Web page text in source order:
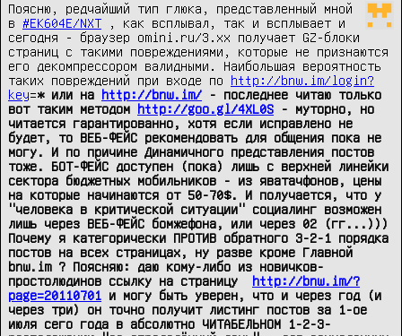
Поясню, редчайший тип глюка, представленный мной
в #EK604E/NXT , как вcплывал, так и всплывает и
сегодня - браузер omini.ru/3.xx получает GZ-блоки
страниц с такими повреждениями, которые не признаются
его декомпрессором валидными. Наибольшая вероятность
таких повреждений при входе по http://bnw.im/login?
key=* или на http://bnw.im/ - последнее читаю только
вот таким методом http://goo.gl/4XL0S - муторно, но
читается гарантированно, хотя если исправлено не
будет, то ВЕБ-ФЕЙС рекомендовать для общения пока не
могу. И по причине Динамичного представления постов
тоже. БОТ-ФЕЙС доступен (пока) лишь с верхней линейки
сектора бюджетных мобильников - из яватачфонов, цены
на которые начинаются от 50-70$. И получается, что у
"человека в критической ситуации" социалинг возможен
лишь через ВЕБ-ФЕЙС бомжефона, или через 02 (гг...)))
Почему я категорически ПРОТИВ обратного 3-2-1 порядка
постов на всех страницах, ну разве кроме Главной
bnw.im ? Поясняю: даю кому-либо из новичков-
простолюдинов ссылку на страницу http://bnw.im/?
page=20110701
и могу быть уверен, что и через год (и
через три) он точно получит листинг постов за 1-ое
июля сего года в абсолютно ЧИТАБЕЛЬНОМ 1-2-3-